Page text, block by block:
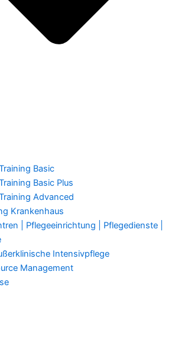
Basic
Basic Plus
Advanced
Krankenhaus
| Pflegeeinrichtung | Pflegedienste |
Intensivpflege
Management